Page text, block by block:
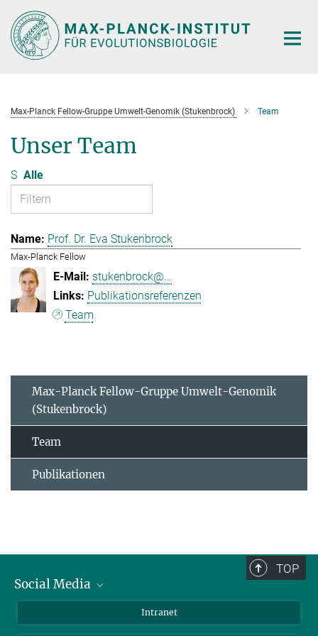
Hauptinhalt
Max-Planck Fellow-Gruppe Umwelt-Genomik (Stukenbrock) Team
Unser Team
S Alle
Prof. Dr. Eva Stukenbrock
Max-Planck Fellow
stukenbrock@...
Publikationsreferenzen
Team
Max-Planck Fellow-Gruppe Umwelt-Genomik
(Stukenbrock)
Team
Publikationen
TOP
Social Media
LinkedIn
Intranet